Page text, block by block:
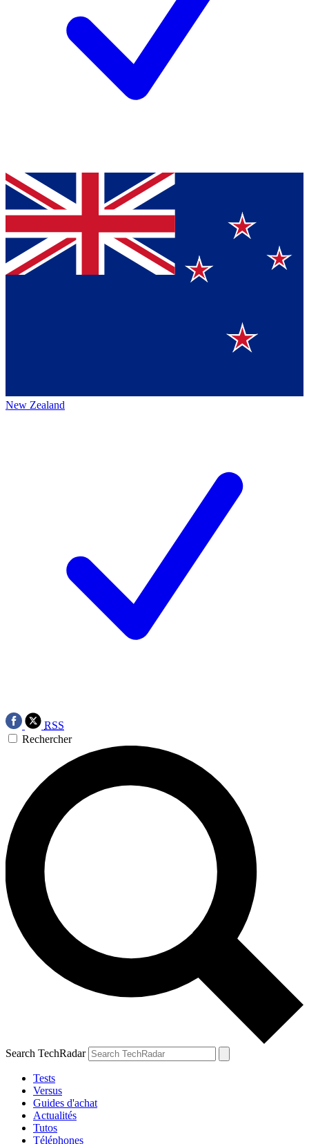
New Zealand
RSS
Rechercher
Search TechRadar
Tests
Versus
Guides d'achat
Actualités
Tutos
Téléphones